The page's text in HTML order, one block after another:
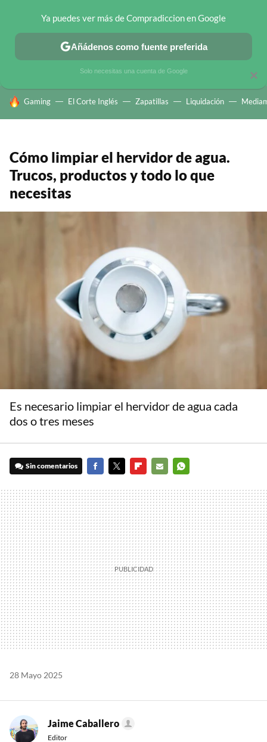
CHOLLOS TELEGRAM OFERTAS EN MÓVILES OFERTAS EN
HOY SE HABLA DE
Gaming El Corte Inglés Zapatillas Liquidación
Cómo limpiar el hervidor de agua.
Trucos, productos y todo lo que
necesitas
Es necesario limpiar el hervidor de agua cada
dos o tres meses
Sin comentarios
MAIL
28 Mayo 2025
Jaime Caballero
Editor
×
Ya puedes ver más de Compradiccion en Google
Añádenos como fuente preferida
Solo necesitas una cuenta de Google